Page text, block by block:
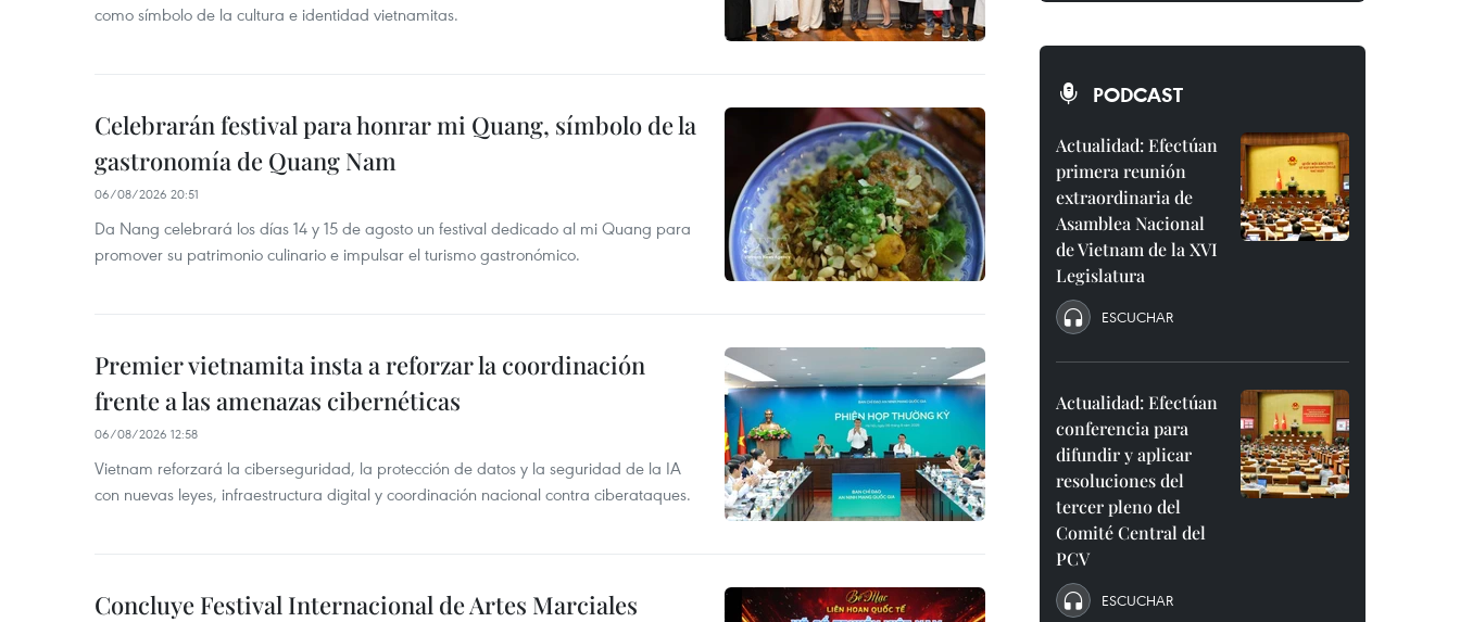
como símbolo de la cultura e identidad vietnamitas.
Celebrarán festival para honrar mi Quang, símbolo de la
gastronomía de Quang Nam
06/08/2026 20:51
Da Nang celebrará los días 14 y 15 de agosto un festival dedicado al mi Quang para
promover su patrimonio culinario e impulsar el turismo gastronómico.
Premier vietnamita insta a reforzar la coordinación
frente a las amenazas cibernéticas
06/08/2026 12:58
Vietnam reforzará la ciberseguridad, la protección de datos y la seguridad de la IA
con nuevas leyes, infraestructura digital y coordinación nacional contra ciberataques.
Concluye Festival Internacional de Artes Marciales
PODCAST
Actualidad: Efectúan
primera reunión
extraordinaria de
Asamblea Nacional
de Vietnam de la XVI
Legislatura
ESCUCHAR
Actualidad: Efectúan
conferencia para
difundir y aplicar
resoluciones del
tercer pleno del
Comité Central del
PCV
ESCUCHAR